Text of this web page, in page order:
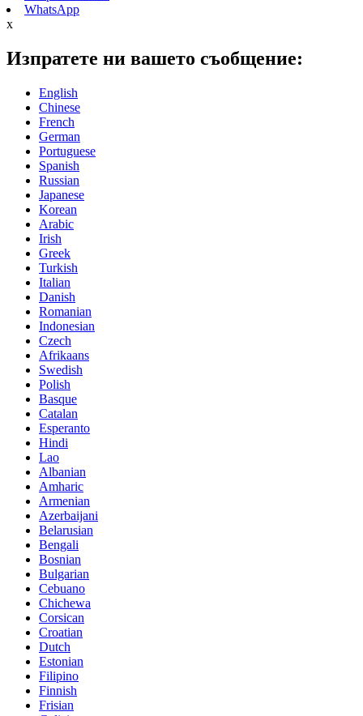
WhatsApp
x
Изпратете ни вашето съобщение:
English
Chinese
French
German
Portuguese
Spanish
Russian
Japanese
Korean
Arabic
Irish
Greek
Turkish
Italian
Danish
Romanian
Indonesian
Czech
Afrikaans
Swedish
Polish
Basque
Catalan
Esperanto
Hindi
Lao
Albanian
Amharic
Armenian
Azerbaijani
Belarusian
Bengali
Bosnian
Bulgarian
Cebuano
Chichewa
Corsican
Croatian
Dutch
Estonian
Filipino
Finnish
Frisian